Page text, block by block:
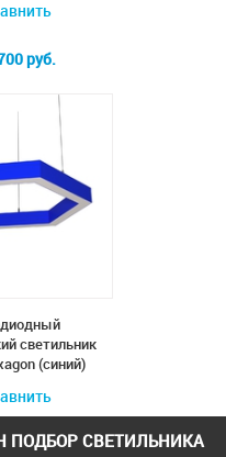
руб.
светильник
(синий)
руб.
ПОДБОР СВЕТИЛЬНИКА